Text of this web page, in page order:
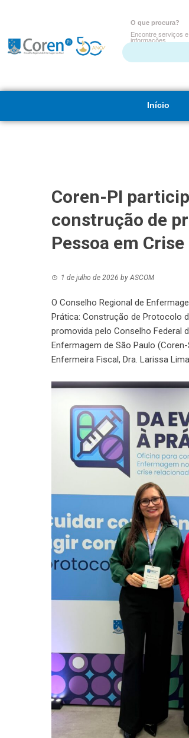
O que procura?
Encontre serviços e
informações
Início
Coren-PI
construção de
Pessoa em
1 de julho de 2026 byASCOM
O Conselho Regional de
Prática: Construção de Protocolo
promovida pelo Conselho Federal
Enfermagem de São Paulo
Enfermeira Fiscal, Dra. Larissa